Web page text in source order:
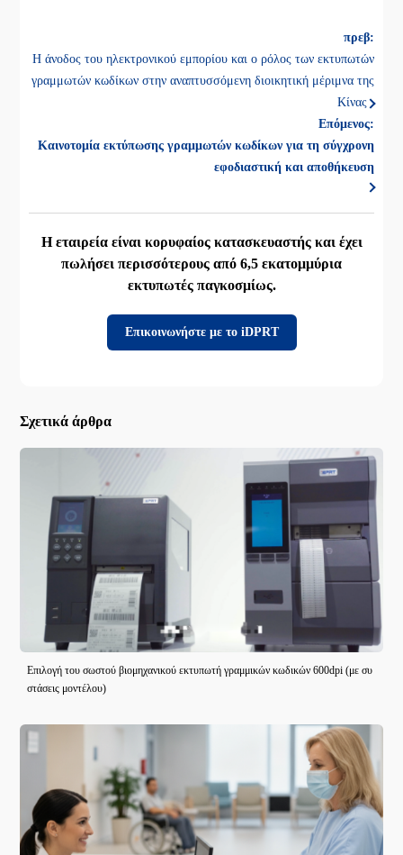
πρεβ:
Η άνοδος του ηλεκτρονικού εμπορίου και ο ρόλος των εκτυπωτών
γραμμωτών κωδίκων στην αναπτυσσόμενη διοικητική μέριμνα της
Κίνας
Επόμενος:
Καινοτομία εκτύπωσης γραμμωτών κωδίκων για τη σύγχρονη
εφοδιαστική και αποθήκευση
Η εταιρεία είναι κορυφαίος κατασκευαστής και έχει
πωλήσει περισσότερους από 6,5 εκατομμύρια
εκτυπωτές παγκοσμίως.
Επικοινωνήστε με το iDPRT
Σχετικά άρθρα
Επιλογή του σωστού βιομηχανικού εκτυπωτή γραμμικών κωδικών 600dpi (με συ
στάσεις μοντέλου)